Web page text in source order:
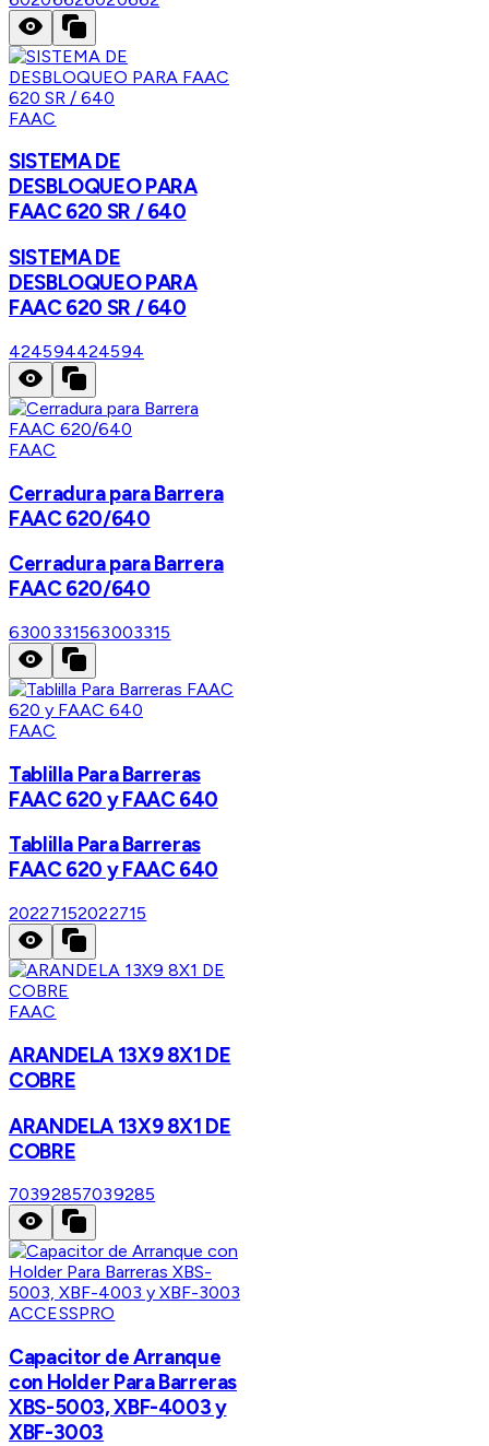
FAAC
SISTEMA DE
DESBLOQUEO PARA
FAAC 620 SR / 640
SISTEMA DE
DESBLOQUEO PARA
FAAC 620 SR / 640
424594424594
FAAC
Cerradura para Barrera
FAAC 620/640
Cerradura para Barrera
FAAC 620/640
6300331563003315
FAAC
Tablilla Para Barreras
FAAC 620 y FAAC 640
Tablilla Para Barreras
FAAC 620 y FAAC 640
20227152022715
FAAC
ARANDELA 13X9 8X1 DE
COBRE
ARANDELA 13X9 8X1 DE
COBRE
70392857039285
ACCESSPRO
Capacitor de Arranque
con Holder Para Barreras
XBS-5003, XBF-4003 y
XBF-3003